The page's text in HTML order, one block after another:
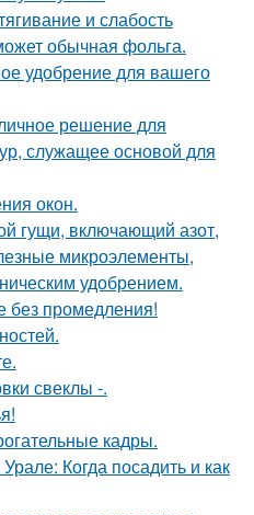
и слабость
обычная фольга.
удобрение для вашего
решение для
служащее основой для
окон.
гущи, включающий азот,
микроэлементы,
удобрением.
без промедления!
свеклы -.
кадры.
Когда посадить и как